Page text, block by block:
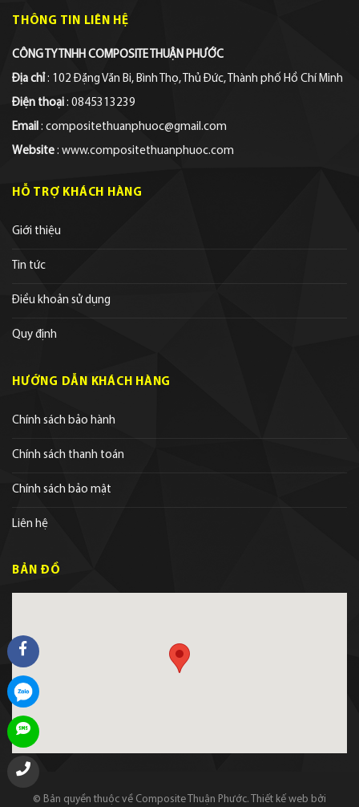
THÔNG TIN LIÊN HỆ
CÔNG TY TNHH COMPOSITE THUẬN PHƯỚC
Địa chỉ : 102 Đặng Văn Bi, Bình Thọ, Thủ Đức, Thành phố Hồ Chí Minh
Điện thoại : 0845313239
Email : compositethuanphuoc@gmail.com
Website : www.compositethuanphuoc.com
HỖ TRỢ KHÁCH HÀNG
Giới thiệu
Tin tức
Điều khoản sử dụng
Quy định
HƯỚNG DẪN KHÁCH HÀNG
Chính sách bảo hành
Chính sách thanh toán
Chính sách bảo mật
Liên hệ
BẢN ĐỒ
© Bản quyền thuộc về Composite Thuận Phước. Thiết kế web bởi